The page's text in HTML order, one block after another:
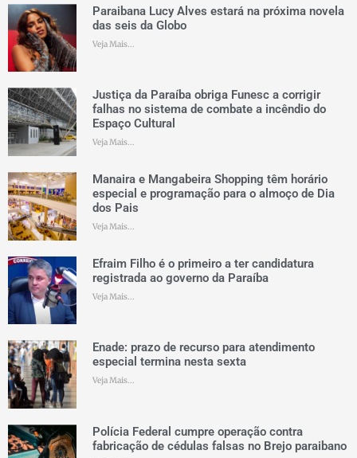
Paraibana Lucy Alves estará na próxima novela
das seis da Globo
Veja Mais...
Justiça da Paraíba obriga Funesc a corrigir
falhas no sistema de combate a incêndio do
Espaço Cultural
Veja Mais...
Manaira e Mangabeira Shopping têm horário
especial e programação para o almoço de Dia
dos Pais
Veja Mais...
Efraim Filho é o primeiro a ter candidatura
registrada ao governo da Paraíba
Veja Mais...
Enade: prazo de recurso para atendimento
especial termina nesta sexta
Veja Mais...
Polícia Federal cumpre operação contra
fabricação de cédulas falsas no Brejo paraibano